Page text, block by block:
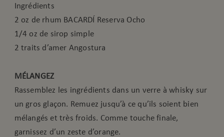
Ingrédients
2 oz de rhum BACARDÍ Reserva Ocho
1/4 oz de sirop simple
2 traits d’amer Angostura
MÉLANGEZ
Rassemblez les ingrédients dans un verre à whisky sur
un gros glaçon. Remuez jusqu’à ce qu’ils soient bien
mélangés et très froids. Comme touche finale,
garnissez d’un zeste d’orange.